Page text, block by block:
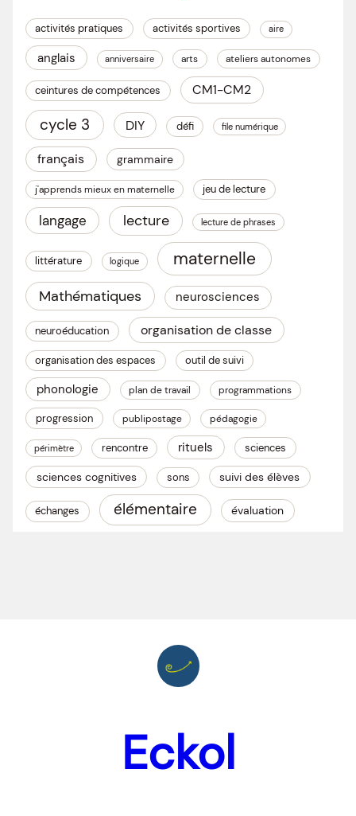
activités pratiques activités sportives aire
anglais anniversaire arts ateliers autonomes
ceintures de compétences CM1-CM2
cycle 3 DIY défi file numérique
français grammaire
j'apprends mieux en maternelle jeu de lecture
langage lecture lecture de phrases
littérature logique maternelle
Mathématiques neurosciences
neuroéducation organisation de classe
organisation des espaces outil de suivi
phonologie plan de travail programmations
progression publipostage pédagogie
périmètre rencontre rituels sciences
sciences cognitives sons suivi des élèves
échanges élémentaire évaluation
Eckol